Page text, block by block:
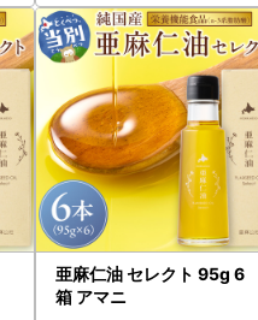
亜麻仁油 セレクト 95g 6
箱 アマニ